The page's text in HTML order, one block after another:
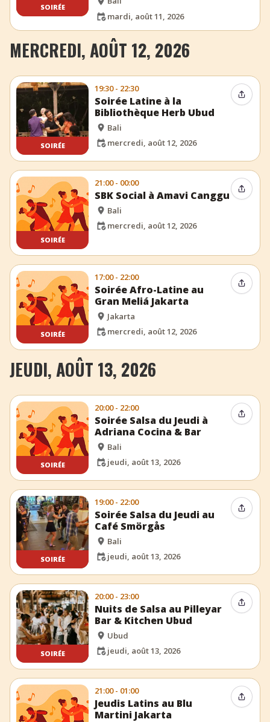
SOIRÉE
mardi, août 11, 2026
MERCREDI, AOÛT 12, 2026
SOIRÉE
19:30 - 22:30
Soirée Latine à la
Bibliothèque Herb Ubud
Bali
mercredi, août 12, 2026
SOIRÉE
21:00 - 00:00
SBK Social à Amavi Canggu
Bali
mercredi, août 12, 2026
SOIRÉE
17:00 - 22:00
Soirée Afro-Latine au
Gran Meliá Jakarta
Jakarta
mercredi, août 12, 2026
JEUDI, AOÛT 13, 2026
SOIRÉE
20:00 - 22:00
Soirée Salsa du Jeudi à
Adriana Cocina & Bar
Bali
jeudi, août 13, 2026
SOIRÉE
19:00 - 22:00
Soirée Salsa du Jeudi au
Café Smörgås
Bali
jeudi, août 13, 2026
SOIRÉE
20:00 - 23:00
Nuits de Salsa au Pilleyar
Bar & Kitchen Ubud
Ubud
jeudi, août 13, 2026
21:00 - 01:00
Jeudis Latins au Blu
Martini Jakarta